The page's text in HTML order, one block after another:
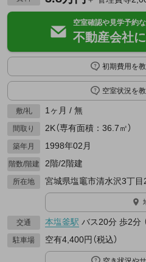
空室確認や見学予約
不動産会社
初期費用を
空室状況を
敷/礼 1ヶ月 / 無
間取り 2K（専有面積：36.7㎡）
築年月 1998年02月
階数/階建 2階/2階建
所在地 宮城県塩竈市清水沢3丁目
交通 本塩釜駅 バス20分 歩2分
駐車場 空有4,400円（税込）